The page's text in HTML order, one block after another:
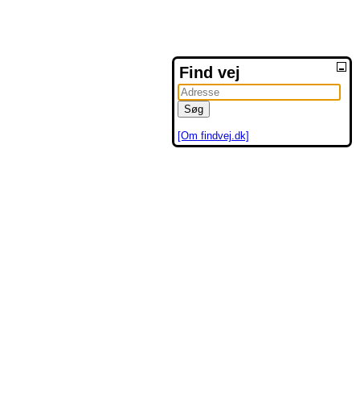
Find vej
[Om findvej.dk]